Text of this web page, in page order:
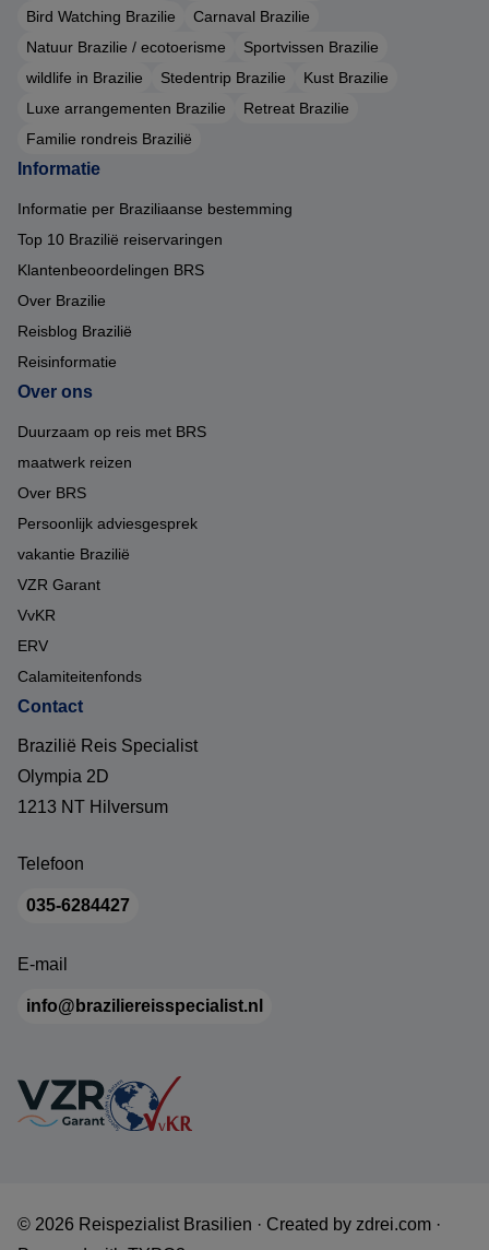
Bird Watching Brazilie
Carnaval Brazilie
Natuur Brazilie / ecotoerisme
Sportvissen Brazilie
wildlife in Brazilie
Stedentrip Brazilie
Kust Brazilie
Luxe arrangementen Brazilie
Retreat Brazilie
Familie rondreis Brazilië
Informatie
Informatie per Braziliaanse bestemming
Top 10 Brazilië reiservaringen
Klantenbeoordelingen BRS
Over Brazilie
Reisblog Brazilië
Reisinformatie
Over ons
Duurzaam op reis met BRS
maatwerk reizen
Over BRS
Persoonlijk adviesgesprek
vakantie Brazilië
VZR Garant
VvKR
ERV
Calamiteitenfonds
Contact
Brazilië Reis Specialist
Olympia 2D
1213 NT Hilversum
Telefoon
035-6284427
E-mail
info@braziliereisspecialist.nl
© 2026 Reispezialist Brasilien · Created by zdrei.com ·